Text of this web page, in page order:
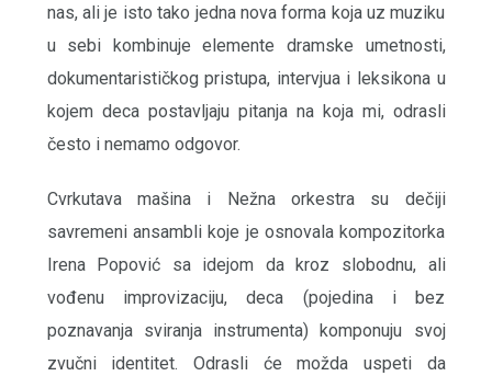
nas, ali je isto tako jedna nova forma koja uz muziku
u sebi kombinuje elemente dramske umetnosti,
dokumentarističkog pristupa, intervjua i leksikona u
kojem deca postavljaju pitanja na koja mi, odrasli
često i nemamo odgovor.
Cvrkutava mašina i Nežna orkestra su dečiji
savremeni ansambli koje je osnovala kompozitorka
Irena Popović sa idejom da kroz slobodnu, ali
vođenu improvizaciju, deca (pojedina i bez
poznavanja sviranja instrumenta) komponuju svoj
zvučni identitet. Odrasli će možda uspeti da